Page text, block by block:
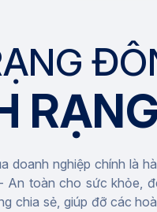
doanh nghiệp chính là
An toàn cho sức khỏe,
chia sẻ, giúp đỡ các